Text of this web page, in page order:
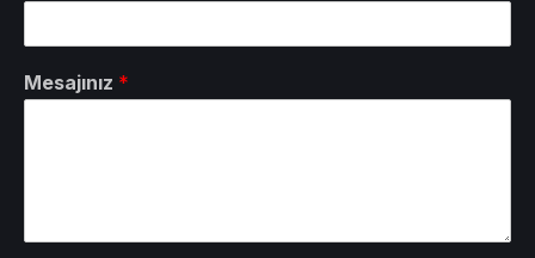
Mesajınız *